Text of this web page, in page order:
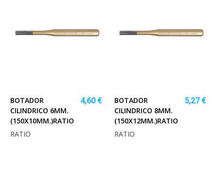
BOTADOR
CILINDRICO 6MM.
(150X10MM.)RATIO
4,60 €
RATIO
BOTADOR
CILINDRICO 8MM.
(150X12MM.)RATIO
5,27 €
RATIO